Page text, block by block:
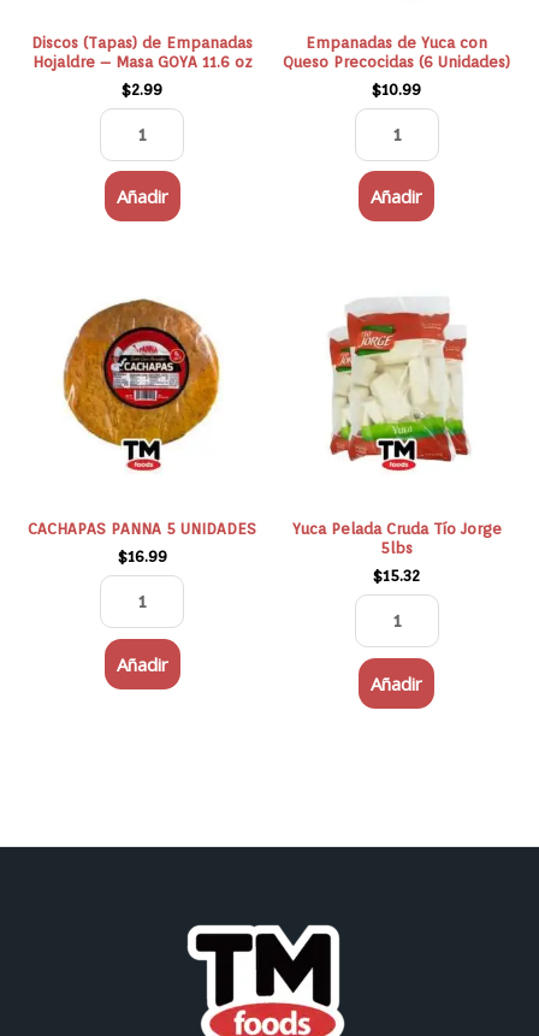
Discos (Tapas) de Empanadas
Hojaldre – Masa GOYA 11.6 oz
$2.99
oz
cantidad
Añadir
Empanadas de Yuca con
Queso Precocidas (6 Unidades)
$10.99
Añadir
CACHAPAS PANNA 5 UNIDADES
$16.99
PANNA
5
UNIDADES
cantidad
Añadir
Yuca Pelada Cruda Tío Jorge
5lbs
$15.32
Pelada
Cruda
Tío
Jorge
5lbs
cantidad
Añadir